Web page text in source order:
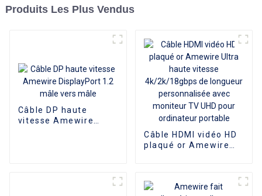
Produits Les Plus Vendus
Câble DP haute
vitesse Amewire
Câble HDMI vidéo HD
plaqué or Amewire
personnalisée avec